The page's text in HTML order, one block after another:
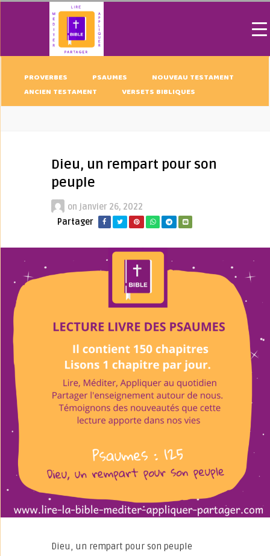
PROVERBES PSAUMES
NOUVEAU TESTAMENT
ANCIEN TESTAMENT
VERSETS BIBLIQUES
Dieu, un rempart pour son
peuple
on janvier 26, 2022
Partager
Dieu, un rempart pour son peuple